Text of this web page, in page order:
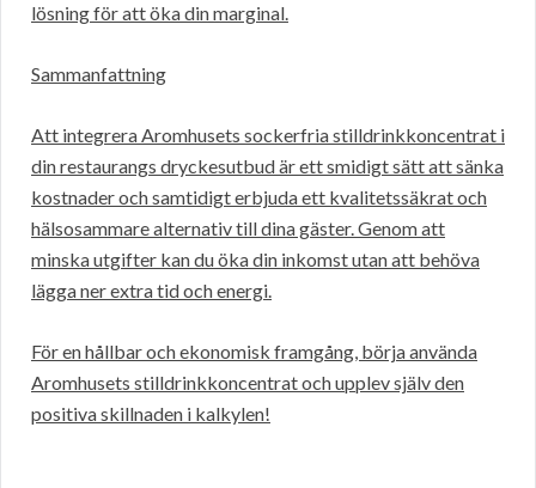
lösning för att öka din marginal.
Sammanfattning
Att integrera Aromhusets sockerfria stilldrinkkoncentrat i
din restaurangs dryckesutbud är ett smidigt sätt att sänka
kostnader och samtidigt erbjuda ett kvalitetssäkrat och
hälsosammare alternativ till dina gäster. Genom att
minska utgifter kan du öka din inkomst utan att behöva
lägga ner extra tid och energi.
För en hållbar och ekonomisk framgång, börja använda
Aromhusets stilldrinkkoncentrat och upplev själv den
positiva skillnaden i kalkylen!